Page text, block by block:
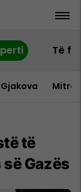
Të
Gjakova
të
Gazës